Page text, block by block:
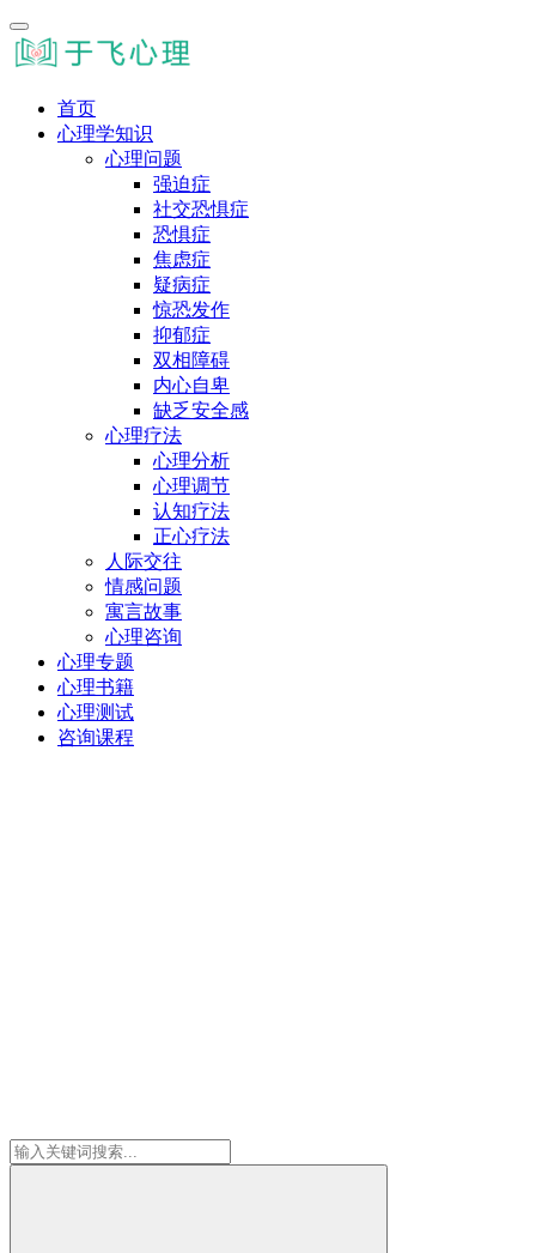
首页
心理学知识
心理问题
强迫症
社交恐惧症
恐惧症
焦虑症
疑病症
惊恐发作
抑郁症
双相障碍
内心自卑
缺乏安全感
心理疗法
心理分析
心理调节
认知疗法
正心疗法
人际交往
情感问题
寓言故事
心理咨询
心理专题
心理书籍
心理测试
咨询课程